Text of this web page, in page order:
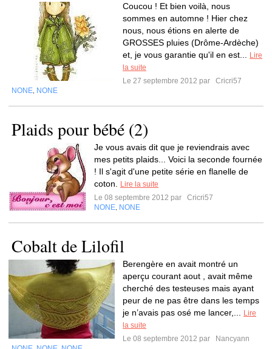
Coucou ! Et bien voilà, nous
sommes en automne ! Hier chez
nous, nous étions en alerte de
GROSSES pluies (Drôme-Ardèche)
et, je vous garantie qu'il en est...
Lire
la suite
Le 27 septembre 2012 par
Cricri57
NONE NONE
Plaids pour bébé (2)
Je vous avais dit que je reviendrais avec
mes petits plaids... Voici la seconde fournée
! Il s'agit d'une petite série en flanelle de
coton.
Lire la suite
Le 08 septembre 2012 par
Cricri57
NONE NONE
Cobalt de Lilofil
Berengère en avait montré un
aperçu courant aout , avait même
cherché des testeuses mais ayant
peur de ne pas être dans les temps
je n’avais pas osé me lancer,...
Lire
la suite
Le 08 septembre 2012 par
Nancyann